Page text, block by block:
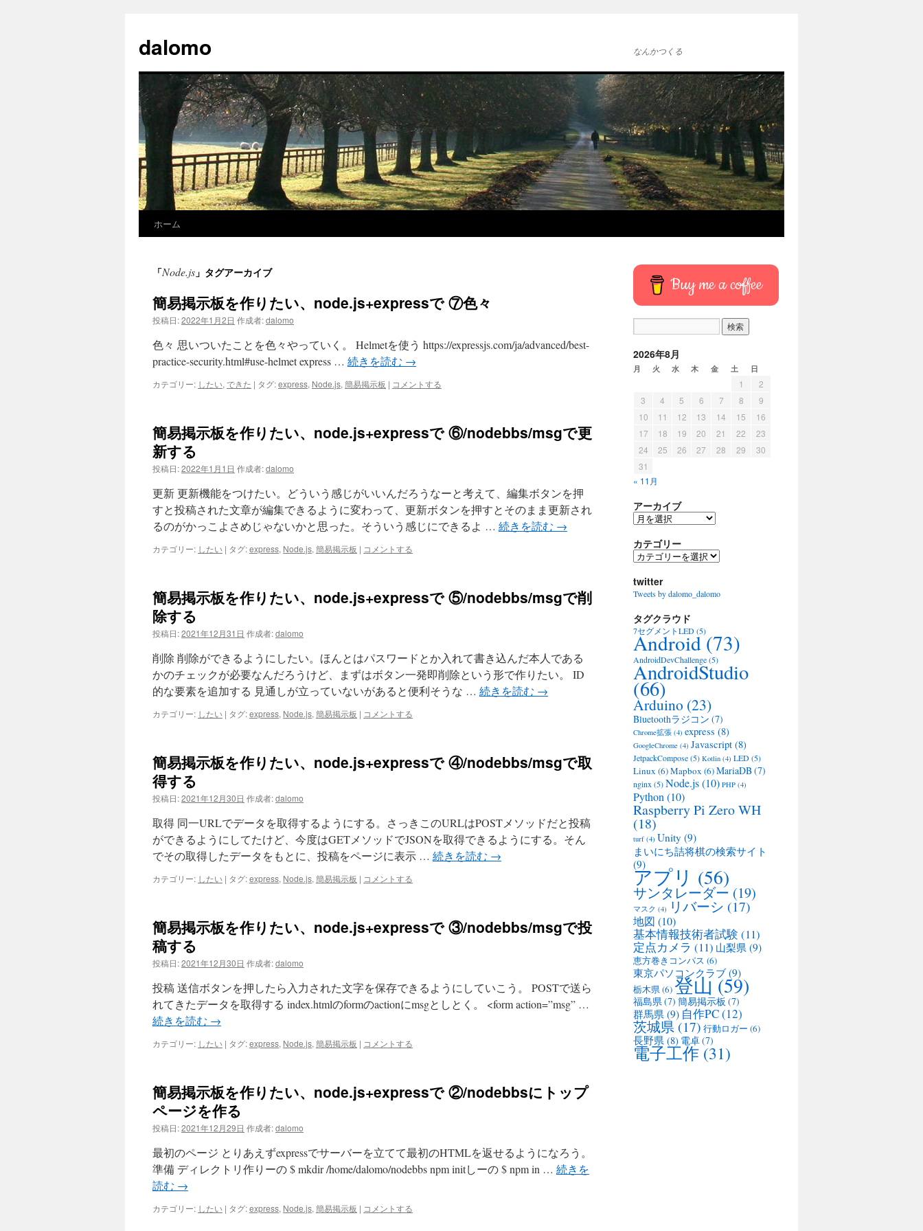
テ
ン
ス
キ
ッ
プ
dalomo なんかつくる
ホーム
「Node.js 」タグアーカイブ
簡易掲示板を作りたい、node.js+expressで ⑦色々
投稿日:2022年1月2日 作成者:dalomo
色々 思いついたことを色々やっていく。 Helmetを使う https://expressjs.com/ja/advanced/best-
practice-security.html#use-helmet express … 続きを読む →
カテゴリー: したい, できた | タグ:express, Node.js, 簡易掲示板 | コメントする
簡易掲示板を作りたい、node.js+expressで ⑥/nodebbs/msgで更
新する
投稿日:2022年1月1日 作成者:dalomo
更新 更新機能をつけたい。どういう感じがいいんだろうなーと考えて、編集ボタンを押
すと投稿された文章が編集できるように変わって、更新ボタンを押すとそのまま更新され
るのがかっこよさめじゃないかと思った。そういう感じにできるよ … 続きを読む →
カテゴリー: したい | タグ:express, Node.js, 簡易掲示板 | コメントする
簡易掲示板を作りたい、node.js+expressで ⑤/nodebbs/msgで削
除する
投稿日:2021年12月31日 作成者:dalomo
削除 削除ができるようにしたい。ほんとはパスワードとか入れて書き込んだ本人である
かのチェックが必要なんだろうけど、まずはボタン一発即削除という形で作りたい。 ID
的な要素を追加する 見通しが立っていないがあると便利そうな … 続きを読む →
カテゴリー: したい | タグ:express, Node.js, 簡易掲示板 | コメントする
簡易掲示板を作りたい、node.js+expressで ④/nodebbs/msgで取
得する
投稿日:2021年12月30日 作成者:dalomo
取得 同一URLでデータを取得するようにする。さっきこのURLはPOSTメソッドだと投稿
ができるようにしてたけど、今度はGETメソッドでJSONを取得できるようにする。そん
でその取得したデータをもとに、投稿をページに表示 … 続きを読む →
カテゴリー: したい | タグ:express, Node.js, 簡易掲示板 | コメントする
簡易掲示板を作りたい、node.js+expressで ③/nodebbs/msgで投
稿する
投稿日:2021年12月30日 作成者:dalomo
投稿 送信ボタンを押したら入力された文字を保存できるようにしていこう。 POSTで送ら
れてきたデータを取得する index.htmlのformのactionにmsgとしとく。 <form action=”msg” …
続きを読む →
カテゴリー: したい | タグ:express, Node.js, 簡易掲示板 | コメントする
簡易掲示板を作りたい、node.js+expressで ②/nodebbsにトップ
ページを作る
投稿日:2021年12月29日 作成者:dalomo
最初のページ とりあえずexpressでサーバーを立てて最初のHTMLを返せるようになろう。
準備 ディレクトリ作りーの $ mkdir /home/dalomo/nodebbs npm initしーの $ npm in … 続きを
読む →
カテゴリー: したい | タグ:express, Node.js, 簡易掲示板 | コメントする
Buy me a coffee
2026年8月
月 火 水 木 金 土 日
1
2
3
4 5 6 7 8
9
10
11 12 13 14 15
16
17
18 19 20 21 22
23
24
25 26 27 28 29
30
31
« 11月
アーカイブ
ア
カ
イ
カテゴリー
カ
ゴ
リ
twitter
Tweets by dalomo_dalomo
タグクラウド
7セグメントLED(5)
Android(73)
AndroidDevChallenge(5)
AndroidStudio
(66)
Arduino (23)
Bluetoothラジコン (7)
Chrome拡張 (4) express (8)
GoogleChrome (4) Javascript (8)
JetpackCompose(5) Kotlin (4) LED(5)
Linux (6)Mapbox (6)MariaDB(7)
nginx (5)Node.js(10) PHP (4)
Python(10)
Raspberry Pi Zero WH
(18)
turf (4) Unity (9)
まいにち詰将棋の検索サイト
(9)
アプリ (56)
サンタレーダー (19)
マスク (4) リバーシ (17)
地図 (10)
基本情報技術者試験 (11)
定点カメラ (11) 山梨県 (9)
恵方巻きコンパス (6)
東京パソコンクラブ (9)
栃木県(6)登山 (59)
福島県(7) 簡易掲示板 (7)
群馬県 (9) 自作PC(12)
茨城県 (17) 行動ロガー (6)
長野県 (8) 電卓(7)
電子工作 (31)